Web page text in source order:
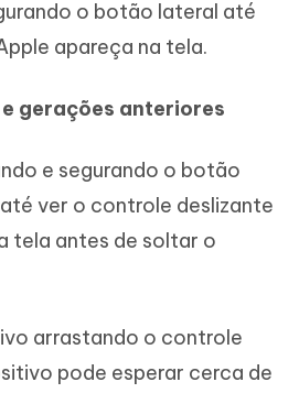
o botão lateral até
apareça na tela.
e gerações anteriores
e segurando o botão
ver o controle deslizante
tela antes de soltar o
arrastando o controle
pode esperar cerca de